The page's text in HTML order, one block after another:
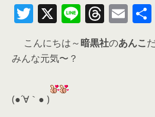
T
w
itt
er
X Li
n
e
T
h
re
E
m
ai
こんにちは～暗黒社のあんこ
みんな元気〜？
(●´∀｀● )